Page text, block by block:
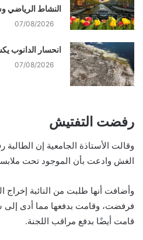
النشاط الرياضي
07/08/2026
انحسار الدانوب
07/08/2026
رفضت التفتيش
وقالت الأستاذة الجامعية إن
الغش وادعت بأن الموجود تحت
وأضافت أنها طلبت من النائبة إخراج
فرفضت، وقامت بدفعها مما أدى
قامت أيضًا بدفع مراقب اللجنة.